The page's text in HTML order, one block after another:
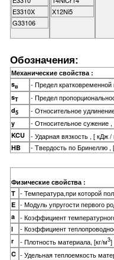
E3310X
G33106
X12Ni5
Обозначения:
Механические свойства :
sв - Предел
sT - Предел
d5 - Относительное
y - Относительное сужение ,
KCU - Ударная вязкость , [ кДж /
HB - Твердость по Бринеллю
Физические свойства :
T - Температура,при которой
E - Модуль упругости первого
a - Коэффициент
l - Коэффициент
r - Плотность материала, [кг/м3]
C - Удельная теплоемкость